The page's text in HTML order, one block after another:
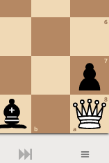
6
7
8
a
b